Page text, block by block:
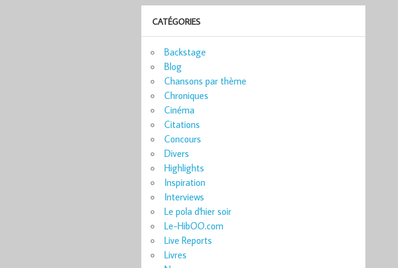
CATÉGORIES
Backstage
Blog
Chansons par thème
Chroniques
Cinéma
Citations
Concours
Divers
Highlights
Inspiration
Interviews
Le pola d'hier soir
Le-HibOO.com
Live Reports
Livres